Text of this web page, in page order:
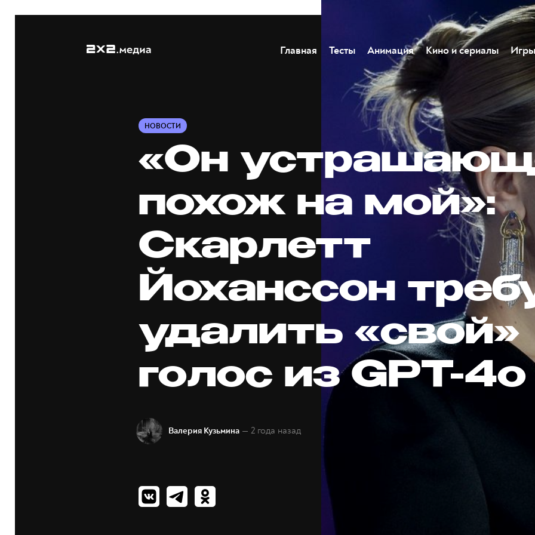
Главная Тесты Анимация Кино и сериалы Игры
НОВОСТИ
«Он
похож на мой»:
Скарлетт
Йоханссон
удалить «свой»
голос из GPT-4o
Валерия Кузьмина — 2 года назад